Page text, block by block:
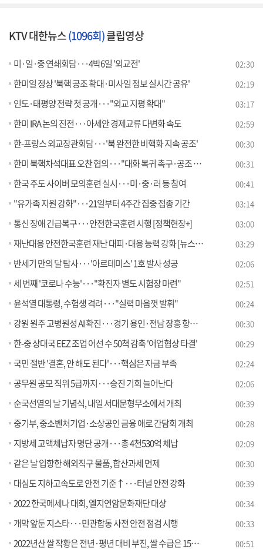
KTV 대한뉴스(1096회)클립영상
미·일·중 연쇄회담···4박6일 '외교전' 02:30
한미일 정상 '북핵 공조 확대·미사일 정보 실시간 공유' 02:19
인도·태평양 전략 첫 공개···"외교 지평 확대" 03:17
한미 IRA 논의 진전···아세안 경제교류 다변화 속도 02:59
한-프랑스 외교장관회담···'북 완전한 비핵화 지속 공조' 00:30
한미 북핵차석대표 오찬 협의···"대화 복귀 촉구·공조 강화" 00:31
한국 주도 사이버 모의훈련 실시···미·중·러 등 참여 00:41
"유가족 지원 강화"···21일부터 4주간 집중 접종 기간 03:14
통신 장애 긴급복구···안전한국훈련 시행 [정책현장+] 03:00
재난대응 안전한국훈련 재난 대피·대응 능력 강화 [뉴스의 맥] 03:29
반세기 만의 달 탐사···'아르테미스' 1호 발사 성공 02:06
세 번째 '코로나 수능'···"확진자 별도 시험장 마련" 02:51
윤석열 대통령, 수험생 격려···"실력 마음껏 발휘" 00:24
강원 원주 고병원성 AI 확진···경기 용인·전남 장흥 항원 확인 00:30
한-중 상대국 EEZ 조업 어선 수 50척 감축 '어업협상 타결' 00:29
국민 절반 '결혼, 안 해도 된다'···핵심은 자금 부족 02:24
공무원 공모 직위 5급까지···승진 기회 늘어난다 02:06
순국선열의 날 기념식, 내일 서대문형무소에서 개최 00:39
중기부, 중소벤처기업·소상공인 금융 애로 간담회 개최 00:28
지방세 고액체납자 명단 공개···총 4천530억 체납 02:09
같은 날 입항한 해외직구 물품, 합산과세 면제 00:30
대심도 지하고속도로 안전 기준↑···터널 안전 강화 00:39
2022 한국메세나 대회, 엘지연암문화재단 대상 00:34
개막 앞둔 지스타···민관합동 사전 안전 점검 시행 00:33
2022년산 쌀 작황은 전년·평년 대비 부진, 쌀 수급은 15만5천 톤 공급 과잉 00:51